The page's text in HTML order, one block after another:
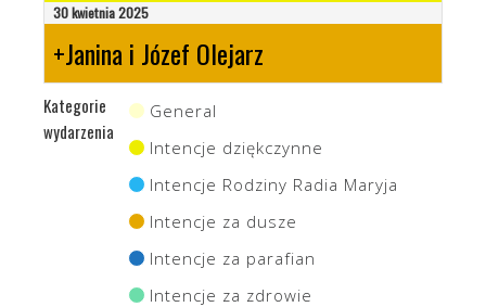
30 kwietnia 2025
+Janina i Józef Olejarz
Kategorie
wydarzenia
General
Intencje dziękczynne
Intencje Rodziny Radia Maryja
Intencje za dusze
Intencje za parafian
Intencje za zdrowie